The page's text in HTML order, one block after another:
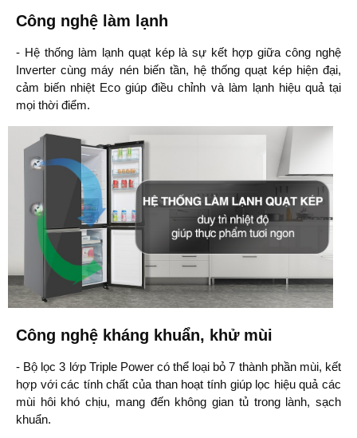
Công nghệ làm lạnh
- Hệ thống làm lạnh quạt kép là sự kết hợp giữa công nghệ
Inverter cùng máy nén biến tần, hệ thống quạt kép hiện đại,
cảm biến nhiệt Eco giúp điều chỉnh và làm lạnh hiệu quả tại
mọi thời điểm.
Công nghệ kháng khuẩn, khử mùi
- Bộ lọc 3 lớp Triple Power có thể loại bỏ 7 thành phần mùi, kết
hợp với các tính chất của than hoạt tính giúp lọc hiệu quả các
mùi hôi khó chịu, mang đến không gian tủ trong lành, sạch
khuẩn.